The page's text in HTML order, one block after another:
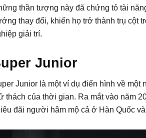
thần tượng này đã chứng tỏ tài
thay đổi, khiến họ trở thành trụ cột
giải trí.
Junior
Junior là một ví dụ điển hình về
thách của thời gian. Ra mắt vào năm
đãi người hâm mộ cả ở Hàn Quốc